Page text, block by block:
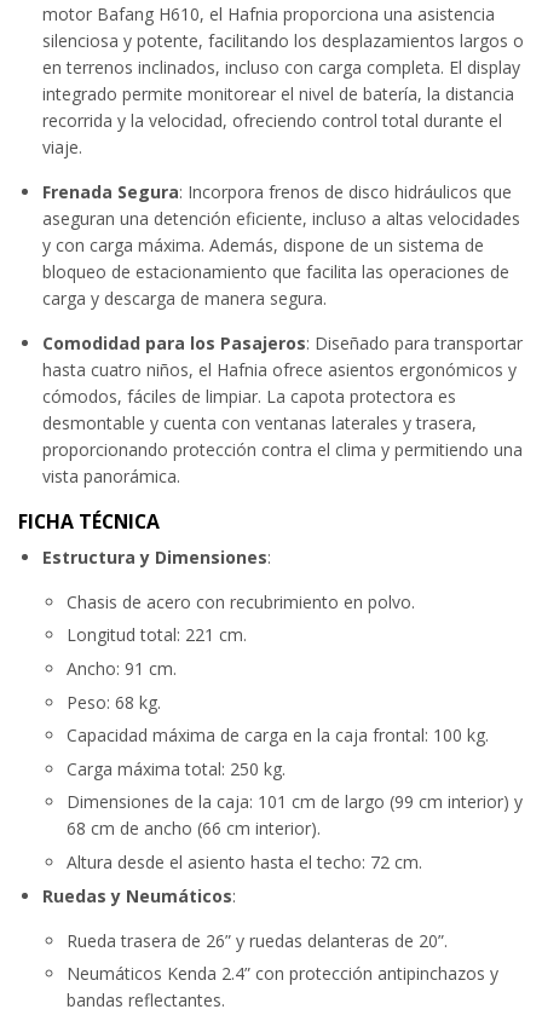
motor Bafang H610, el Hafnia proporciona una asistencia
silenciosa y potente, facilitando los desplazamientos largos o
en terrenos inclinados, incluso con carga completa. El display
integrado permite monitorear el nivel de batería, la distancia
recorrida y la velocidad, ofreciendo control total durante el
viaje.
Frenada Segura: Incorpora frenos de disco hidráulicos que
aseguran una detención eficiente, incluso a altas velocidades
y con carga máxima. Además, dispone de un sistema de
bloqueo de estacionamiento que facilita las operaciones de
carga y descarga de manera segura.
Comodidad para los Pasajeros: Diseñado para transportar
hasta cuatro niños, el Hafnia ofrece asientos ergonómicos y
cómodos, fáciles de limpiar. La capota protectora es
desmontable y cuenta con ventanas laterales y trasera,
proporcionando protección contra el clima y permitiendo una
vista panorámica.
FICHA TÉCNICA
Estructura y Dimensiones:
Chasis de acero con recubrimiento en polvo.
Longitud total: 221 cm.
Ancho: 91 cm.
Peso: 68 kg.
Capacidad máxima de carga en la caja frontal: 100 kg.
Carga máxima total: 250 kg.
Dimensiones de la caja: 101 cm de largo (99 cm interior) y
68 cm de ancho (66 cm interior).
Altura desde el asiento hasta el techo: 72 cm.
Ruedas y Neumáticos:
Rueda trasera de 26” y ruedas delanteras de 20”.
Neumáticos Kenda 2.4” con protección antipinchazos y
bandas reflectantes.